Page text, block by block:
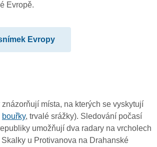
Evropě.
Evropy
místa, na kterých se vyskytují
bouřky, trvalé srážky). Sledování počasí
umožňují dva radary na vrcholech
u Protivanova na Drahanské